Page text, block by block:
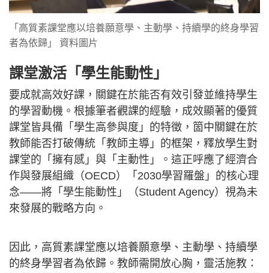
「高質素課堂應以培養願意學、主動學、持續學的終身學習
者為依歸」 資料圖片
課堂激活「學生能動性」
要成就高效好課，關鍵在於能否有效引發並維持學生
的學習動機。根據筆者觀課的經驗，成效顯著的優質
課堂皆具備「學生高參與度」的特徵，箇中關鍵在於
教師能否打破傳統「教師主導」的框架，釋放學生對
課堂的「擁有感」與「主動性」。這正呼應了經濟合
作與發展組織（OECD）「2030學習羅盤」的核心理
念——將「學生能動性」（Student Agency）視為未
來發展的戰略方向。
因此，高質素課堂應以培養願意學、主動學、持續學
的終身學習者為依歸。教師需開放心胸，靈活施教：